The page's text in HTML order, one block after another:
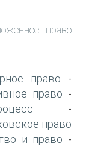
право
право -
право -
-
право
и право -